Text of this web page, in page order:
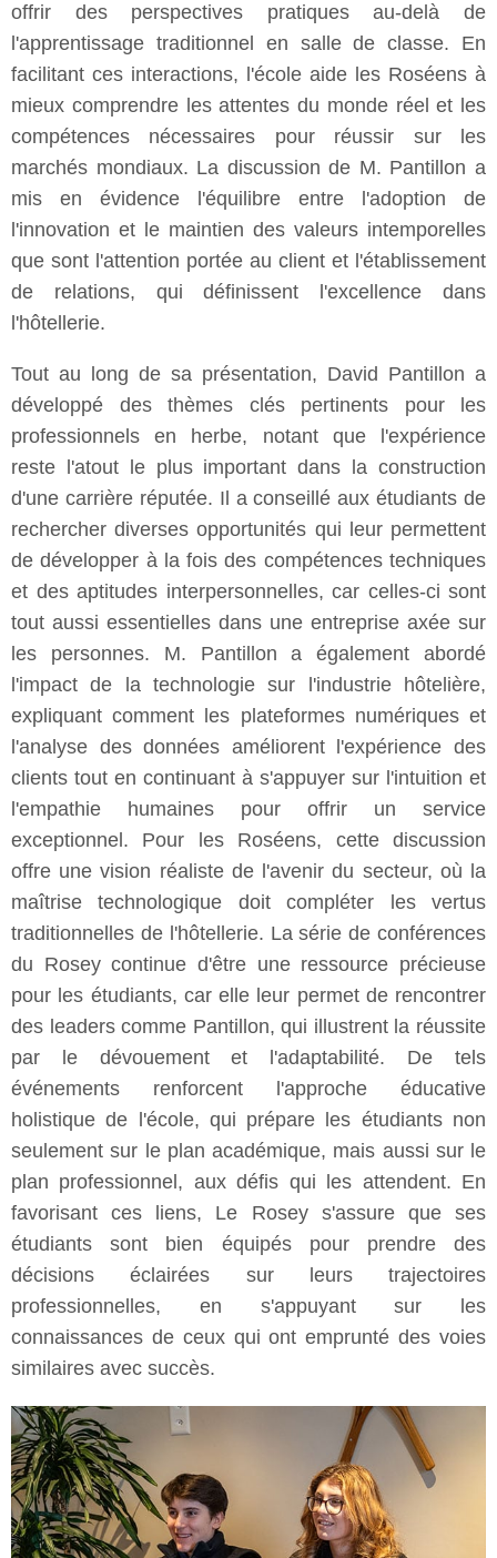
offrir des perspectives pratiques au-delà de
l'apprentissage traditionnel en salle de classe. En
facilitant ces interactions, l'école aide les Roséens à
mieux comprendre les attentes du monde réel et les
compétences nécessaires pour réussir sur les
marchés mondiaux. La discussion de M. Pantillon a
mis en évidence l'équilibre entre l'adoption de
l'innovation et le maintien des valeurs intemporelles
que sont l'attention portée au client et l'établissement
de relations, qui définissent l'excellence dans
l'hôtellerie.
Tout au long de sa présentation, David Pantillon a
développé des thèmes clés pertinents pour les
professionnels en herbe, notant que l'expérience
reste l'atout le plus important dans la construction
d'une carrière réputée. Il a conseillé aux étudiants de
rechercher diverses opportunités qui leur permettent
de développer à la fois des compétences techniques
et des aptitudes interpersonnelles, car celles-ci sont
tout aussi essentielles dans une entreprise axée sur
les personnes. M. Pantillon a également abordé
l'impact de la technologie sur l'industrie hôtelière,
expliquant comment les plateformes numériques et
l'analyse des données améliorent l'expérience des
clients tout en continuant à s'appuyer sur l'intuition et
l'empathie humaines pour offrir un service
exceptionnel. Pour les Roséens, cette discussion
offre une vision réaliste de l'avenir du secteur, où la
maîtrise technologique doit compléter les vertus
traditionnelles de l'hôtellerie. La série de conférences
du Rosey continue d'être une ressource précieuse
pour les étudiants, car elle leur permet de rencontrer
des leaders comme Pantillon, qui illustrent la réussite
par le dévouement et l'adaptabilité. De tels
événements renforcent l'approche éducative
holistique de l'école, qui prépare les étudiants non
seulement sur le plan académique, mais aussi sur le
plan professionnel, aux défis qui les attendent. En
favorisant ces liens, Le Rosey s'assure que ses
étudiants sont bien équipés pour prendre des
décisions éclairées sur leurs trajectoires
professionnelles, en s'appuyant sur les
connaissances de ceux qui ont emprunté des voies
similaires avec succès.